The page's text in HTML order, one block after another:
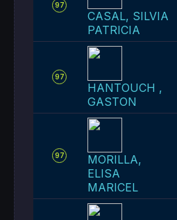
97
CASAL, SILVIA
PATRICIA
97
HANTOUCH ,
GASTON
97
MORILLA,
ELISA
MARICEL